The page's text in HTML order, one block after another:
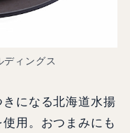
ディングス
になる北海道水揚
用。おつまみにも